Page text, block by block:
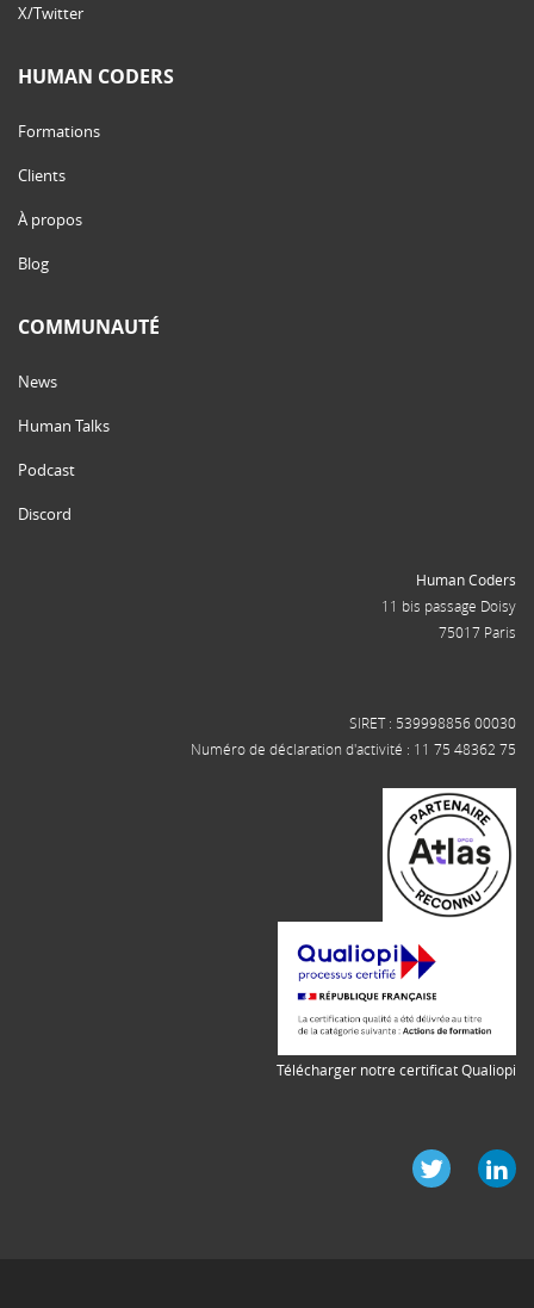
X/Twitter
HUMAN CODERS
Formations
Clients
À propos
Blog
COMMUNAUTÉ
News
Human Talks
Podcast
Discord
Human Coders
11 bis passage Doisy
75017 Paris
SIRET : 539998856 00030
Numéro de déclaration d'activité : 11 75 48362 75
Télécharger notre certificat Qualiopi